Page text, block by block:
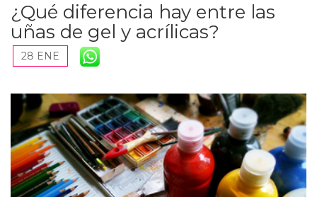
¿Qué diferencia hay entre las
uñas de gel y acrílicas?
28 ENE